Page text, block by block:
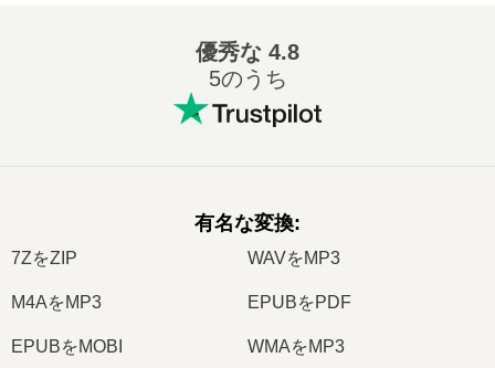
優秀な 4.8
5のうち
有名な変換:
7ZをZIP WAVをMP3
M4AをMP3 EPUBをPDF
EPUBをMOBI WMAをMP3